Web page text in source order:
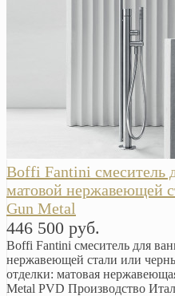
Boffi Fantini смеситель
матовой нержавеющей
Gun Metal
446 500 руб.
Boffi Fantini смеситель для
нержавеющей стали или
отделки: матовая
Metal PVD Производство